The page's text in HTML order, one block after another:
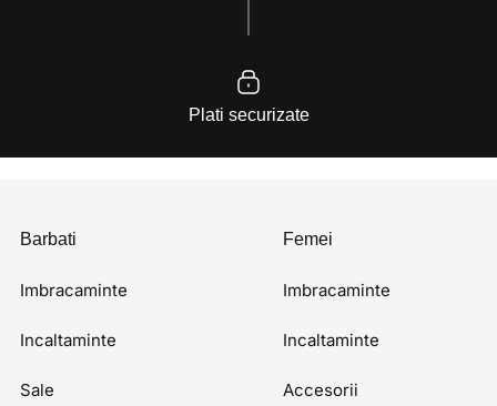
Plati securizate
Barbati
Imbracaminte
Incaltaminte
Sale
Femei
Imbracaminte
Incaltaminte
Accesorii